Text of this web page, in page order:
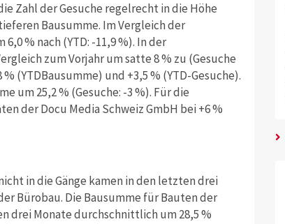
Zahl der Gesuche regelrecht in die Höhe
Bausumme. Im Vergleich der
% nach (YTD: -11,9 %). In der
zum Vorjahr um satte 8 % zu (Gesuche
(YTDBausumme) und +3,5 % (YTD-Gesuche).
um 25,2 % (Gesuche: -3 %). Für die
der Docu Media Schweiz GmbH bei +6 %
in die Gänge kamen in den letzten drei
Bürobau. Die Bausumme für Bauten der
drei Monate durchschnittlich um 28,5 %